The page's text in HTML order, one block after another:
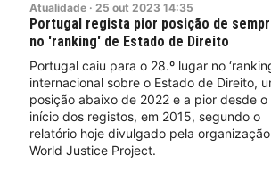
Atualidade · 25 out 2023 14:35
Portugal regista pior posição de
no 'ranking' de Estado de Direito
Portugal caiu para o 28.º lugar no
internacional sobre o Estado de Direito,
posição abaixo de 2022 e a pior desde o
início dos registos, em 2015, segundo o
relatório hoje divulgado pela organização
World Justice Project.